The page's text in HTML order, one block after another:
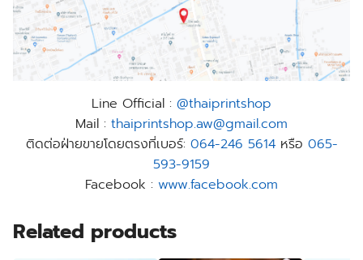
Line Official : @thaiprintshop
Mail : thaiprintshop.aw@gmail.com
ติดต่อฝ่ายขายโดยตรงที่เบอร์: 064-246 5614หรือ 065-
593-9159
Facebook : www.facebook.com
Related products